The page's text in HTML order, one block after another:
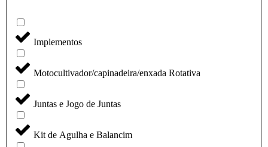
Implementos
Motocultivador/capinadeira/enxada Rotativa
Juntas e Jogo de Juntas
Kit de Agulha e Balancim